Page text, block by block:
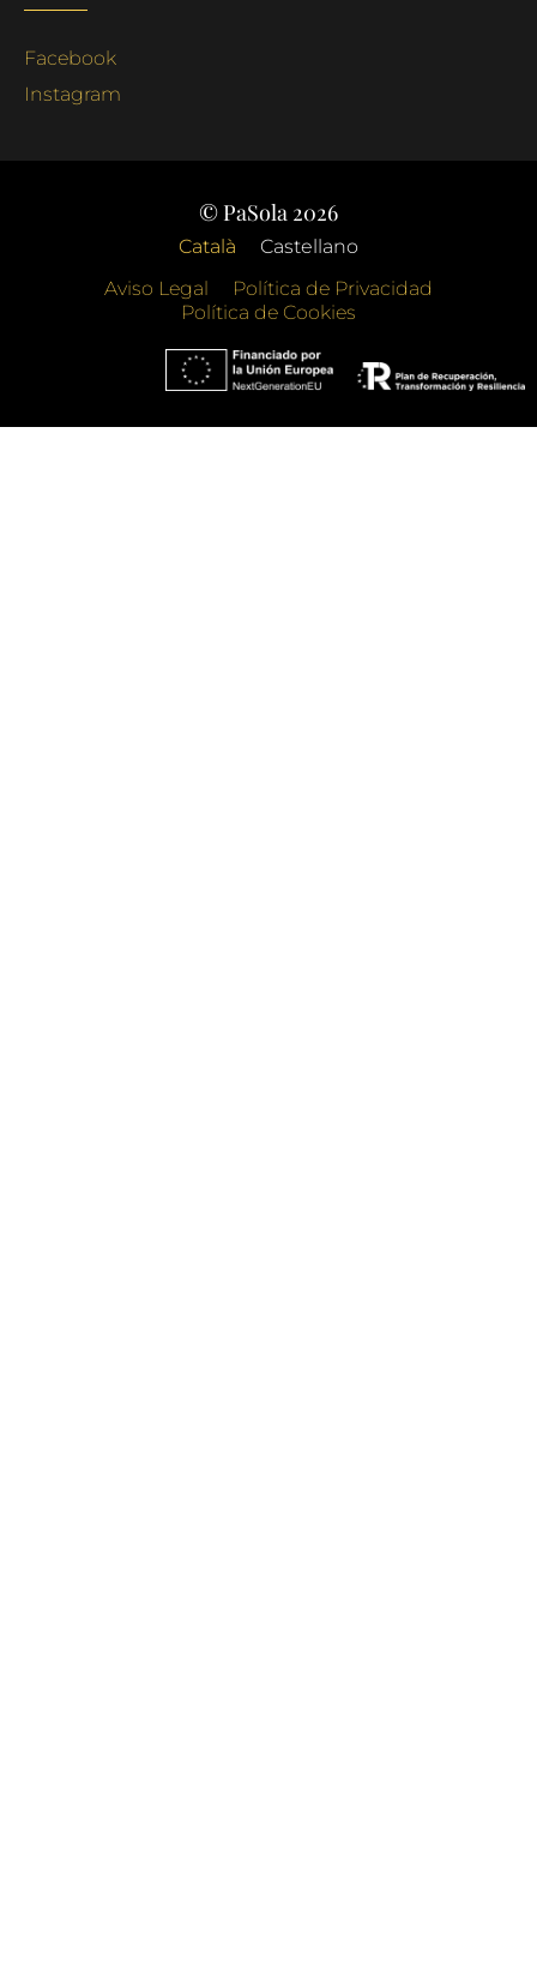
Facebook
Instagram
© PaSola 2026
Català
Castellano
Aviso Legal
Política de Privacidad
Política de Cookies